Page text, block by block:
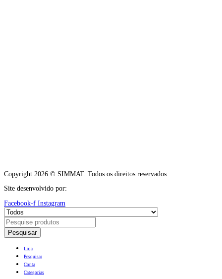
Copyright 2026 © SIMMAT. Todos os direitos reservados.
Site desenvolvido por:
Facebook-f Instagram
Pesquisar
Loja
Pesquisar
Conta
Categorias